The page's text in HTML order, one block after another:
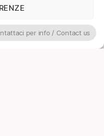
per info / Contact us